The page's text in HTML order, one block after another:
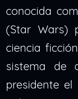
conocida
(Star Wars)
ciencia
sistema de
presidente el